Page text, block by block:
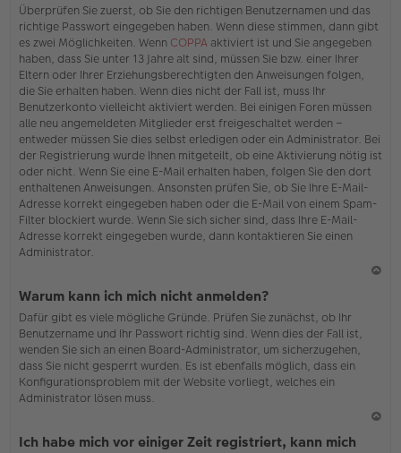
b
en
Überprüfen Sie zuerst, ob Sie den richtigen Benutzernamen und das
richtige Passwort eingegeben haben. Wenn diese stimmen, dann gibt
es zwei Möglichkeiten. Wenn COPPA aktiviert ist und Sie angegeben
haben, dass Sie unter 13 Jahre alt sind, müssen Sie bzw. einer Ihrer
Eltern oder Ihrer Erziehungsberechtigten den Anweisungen folgen,
die Sie erhalten haben. Wenn dies nicht der Fall ist, muss Ihr
Benutzerkonto vielleicht aktiviert werden. Bei einigen Foren müssen
alle neu angemeldeten Mitglieder erst freigeschaltet werden –
entweder müssen Sie dies selbst erledigen oder ein Administrator. Bei
der Registrierung wurde Ihnen mitgeteilt, ob eine Aktivierung nötig ist
oder nicht. Wenn Sie eine E-Mail erhalten haben, folgen Sie den dort
enthaltenen Anweisungen. Ansonsten prüfen Sie, ob Sie Ihre E-Mail-
Adresse korrekt eingegeben haben oder die E-Mail von einem Spam-
Filter blockiert wurde. Wenn Sie sich sicher sind, dass Ihre E-Mail-
Adresse korrekt eingegeben wurde, dann kontaktieren Sie einen
Administrator.
Warum kann ich mich nicht anmelden?
Dafür gibt es viele mögliche Gründe. Prüfen Sie zunächst, ob Ihr
Benutzername und Ihr Passwort richtig sind. Wenn dies der Fall ist,
wenden Sie sich an einen Board-Administrator, um sicherzugehen,
dass Sie nicht gesperrt wurden. Es ist ebenfalls möglich, dass ein
Konfigurationsproblem mit der Website vorliegt, welches ein
Administrator lösen muss.
Ich habe mich vor einiger Zeit registriert, kann mich